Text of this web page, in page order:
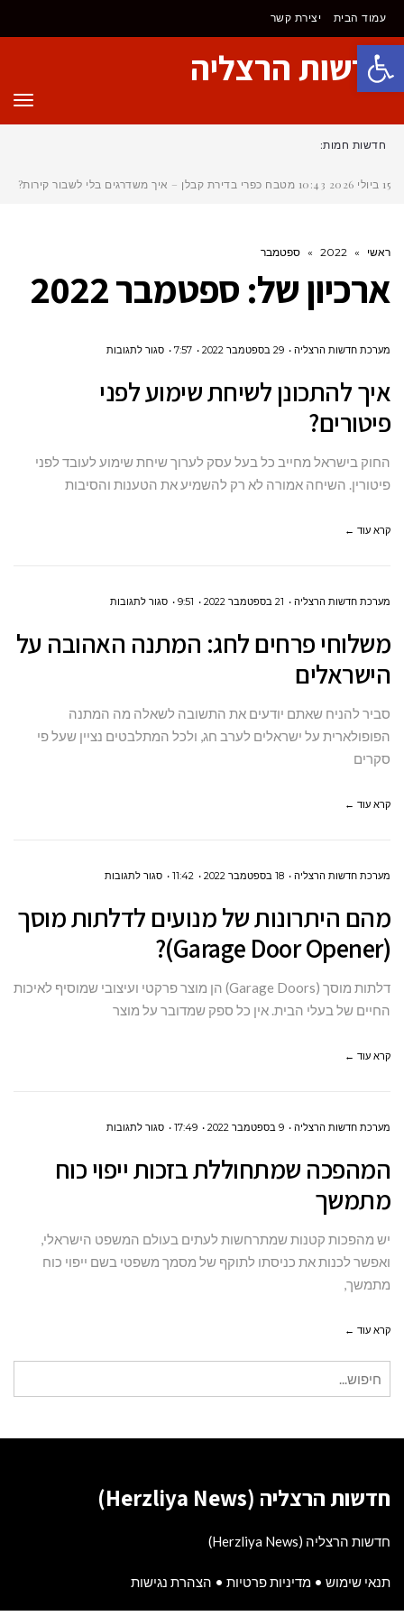
פתח סרגל נגישות
עמוד הבית יצירת קשר
חדשות הרצליה
חדשות חמות:
15 ביולי 2026 10:43 מטבח כפרי בדירת קבלן – איך משדרגים בלי לשבור קירות?
ראשי »
2022
» ספטמבר
ארכיון של: ספטמבר 2022
מערכת חדשות הרצליה 29 בספטמבר 2022 7:57 סגור לתגובותעל
להתכונןאיך להתכונן לשיחת שימוע לפני
פיטורים?
החוק בישראל מחייב כל בעל עסק לערוך שיחת שימוע לעובד לפני
פיטורין. השיחה אמורה לא רק להשמיע את הטענות והסיבות
קרא עוד ←
מערכת חדשות הרצליה 21 בספטמבר 2022 9:51 סגור לתגובותעל
פרחים
משלוחי פרחים לחג: המתנה האהובה על
הישראלים
סביר להניח שאתם יודעים את התשובה לשאלה מה המתנה
הפופולארית על ישראלים לערב חג, ולכל המתלבטים נציין שעל פי
סקרים
קרא עוד ←
מערכת חדשות הרצליה 18 בספטמבר 2022 11:42 סגור לתגובותעל
היתרונות
מהם היתרונות של מנועים לדלתות מוסך
(Garage Door Opener)?
דלתות מוסך (Garage Doors) הן מוצר פרקטי ועיצובי שמוסיף לאיכות
החיים של בעלי הבית. אין כל ספק שמדובר על מוצר
קרא עוד ←
מערכת חדשות הרצליה 9 בספטמבר 2022 17:49 סגור לתגובותעל
שמתחוללת
המהפכה שמתחוללת בזכות ייפוי כוח
מתמשך
יש מהפכות קטנות שמתרחשות לעתים בעולם המשפט הישראלי,
ואפשר לכנות את כניסתו לתוקף של מסמך משפטי בשם ייפוי כוח
מתמשך,
קרא עוד ←
עבור:
חדשות הרצליה (Herzliya News)
חדשות הרצליה (Herzliya News)
תנאי שימוש • מדיניות פרטיות • הצהרת נגישות